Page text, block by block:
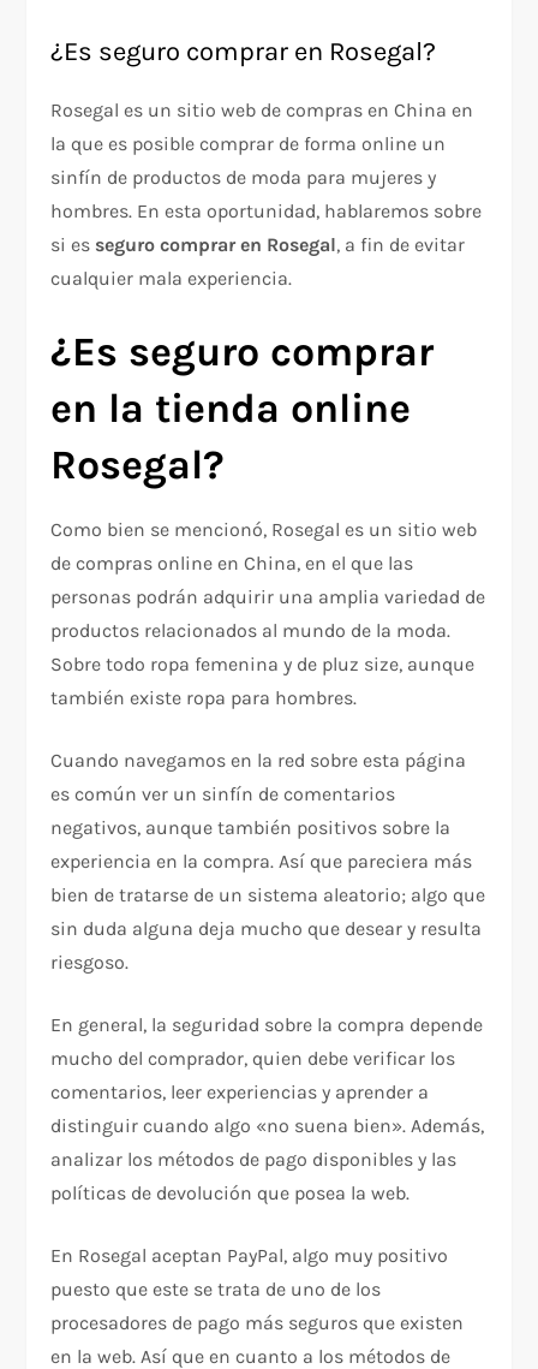
¿Es seguro comprar en Rosegal?
Rosegal es un sitio web de compras en China en
la que es posible comprar de forma online un
sinfín de productos de moda para mujeres y
hombres. En esta oportunidad, hablaremos sobre
si es seguro comprar en Rosegal, a fin de evitar
cualquier mala experiencia.
¿Es seguro comprar
en la tienda online
Rosegal?
Como bien se mencionó, Rosegal es un sitio web
de compras online en China, en el que las
personas podrán adquirir una amplia variedad de
productos relacionados al mundo de la moda.
Sobre todo ropa femenina y de pluz size, aunque
también existe ropa para hombres.
Cuando navegamos en la red sobre esta página
es común ver un sinfín de comentarios
negativos, aunque también positivos sobre la
experiencia en la compra. Así que pareciera más
bien de tratarse de un sistema aleatorio; algo que
sin duda alguna deja mucho que desear y resulta
riesgoso.
En general, la seguridad sobre la compra depende
mucho del comprador, quien debe verificar los
comentarios, leer experiencias y aprender a
distinguir cuando algo «no suena bien». Además,
analizar los métodos de pago disponibles y las
políticas de devolución que posea la web.
En Rosegal aceptan PayPal, algo muy positivo
puesto que este se trata de uno de los
procesadores de pago más seguros que existen
en la web. Así que en cuanto a los métodos de